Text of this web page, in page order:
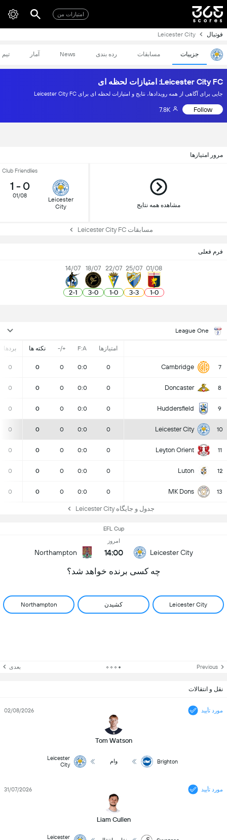
امتیازات من
فوتبال Leicester City
جزییات مسابقات رده بندی News آمار تیم
Leicester City FC: امتیازات لحظه ای
جایی برای آگاهی از همه رویدادها، نتایج و امتیازات لحظه ای برای Leicester City FC
Follow
7.8K
مرور امتیازها
مشاهده همه نتایج
Club Friendlies
Leicester
City
0
-
1
01/08
مسابقات Leicester City FC
فرم فعلی
01/08
0
-
1
25/07
3
-
3
22/07
0
-
1
18/07
0
-
3
14/07
1
-
2
League One
امتیازها F:A
+/- نکته ها بردها
7
Cambridge
0
0:0
0
0
0
8
Doncaster
0
0:0
0
0
0
9
Huddersfield
0
0:0
0
0
0
10
Leicester City
0
0:0
0
0
0
11
Leyton Orient
0
0:0
0
0
0
12
Luton
0
0:0
0
0
0
13
MK Dons
0
0:0
0
0
0
جدول و جایگاه Leicester City
EFL Cup
Leicester City
امروز
14:00
Northampton
چه کسی برنده خواهد شد؟
Leicester City کشیدن Northampton
Previous بعدی
نقل و انتقالات
مورد تأیید
Tom Watson
02/08/2026
Brighton وام
Leicester
City
مورد تأیید
Liam Cullen
31/07/2026
Leicester